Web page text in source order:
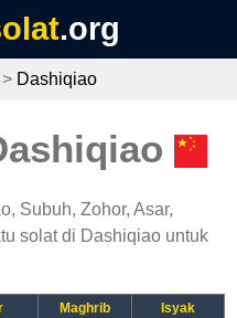
.org
> Dashiqiao
Subuh, Zohor, Asar,
solat di Dashiqiao untuk
Maghrib
Isyak